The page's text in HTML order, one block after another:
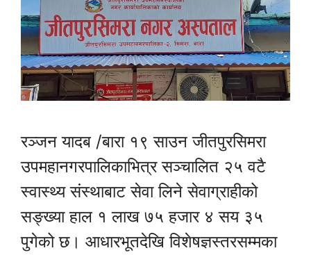
रञ्जन यादब /बारा १९ साउन जीतपुरसिमरा
उपमहानगरपालिकाभित्र सञ्चालित २५ वटै
स्वास्थ्य संस्थाबाट सेवा लिने सेवाग्राहीको
सङ्ख्या हाल १ लाख ७५ हजार ४ सय ३५
पुगेको छ। आधारभूतदेखि विशेषज्ञस्तरसम्मका